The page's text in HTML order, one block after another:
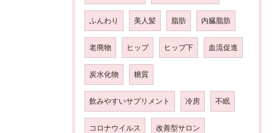
ふんわり 美人髪 脂肪 内臓脂肪
老廃物 ヒップ ヒップ下 血流促進
炭水化物 糖質
飲みやすいサプリメント 冷房 不眠
コロナウイルス 改善型サロン